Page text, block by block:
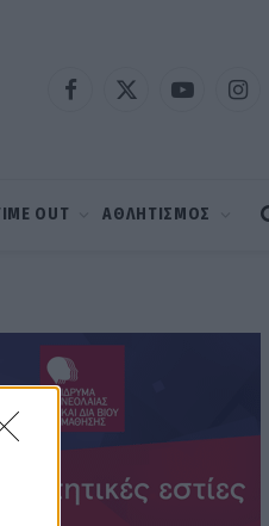
Facebook
X
YouTube
OUT ΑΘΛΗΤΙΣΜΟΣ